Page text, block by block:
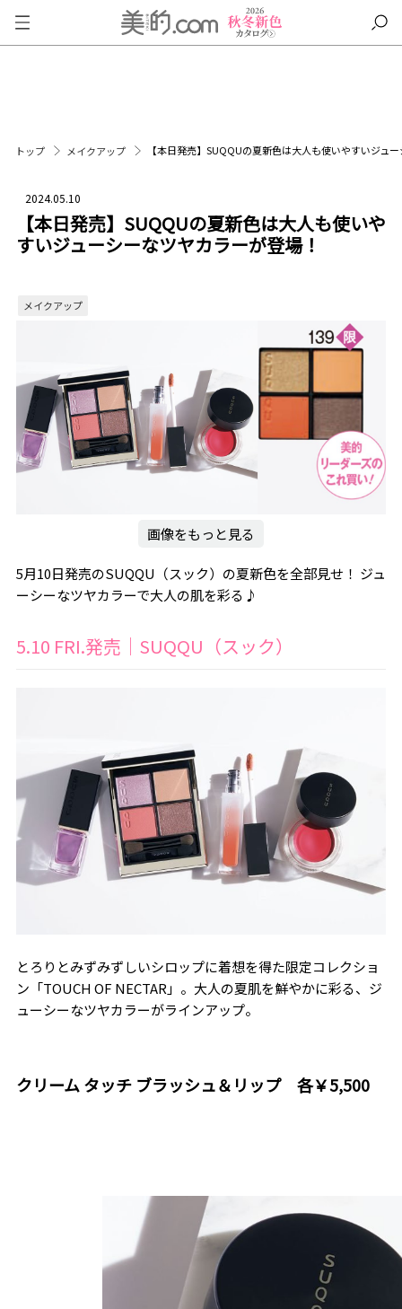
トップ メイクアップ 【本日発売】SUQQUの夏新色は大人も使いやすいジュ
2024.05.10
【本日発売】SUQQUの夏新色は大人も使いや
すいジューシーなツヤカラーが登場！
メイクアップ
画像をもっと見る
5月10日発売のSUQQU（スック）の夏新色を全部見せ！ ジュ
ーシーなツヤカラーで大人の肌を彩る♪
5.10 FRI.発売｜SUQQU（スック）
とろりとみずみずしいシロップに着想を得た限定コレクショ
ン「TOUCH OF NECTAR」。大人の夏肌を鮮やかに彩る、ジ
ューシーなツヤカラーがラインアップ。
クリーム タッチ ブラッシュ＆リップ 各￥5,500